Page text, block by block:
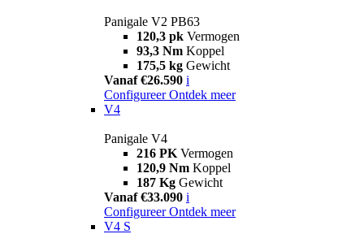
Panigale V2 PB63
120,3 pk Vermogen
93,3 Nm Koppel
175,5 kg Gewicht
Vanaf €26.590 i
Configureer Ontdek meer
V4
Panigale V4
216 PK Vermogen
120,9 Nm Koppel
187 Kg Gewicht
Vanaf €33.090 i
Configureer Ontdek meer
V4 S